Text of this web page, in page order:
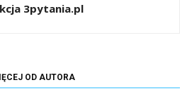
3pytania.pl
OD AUTORA